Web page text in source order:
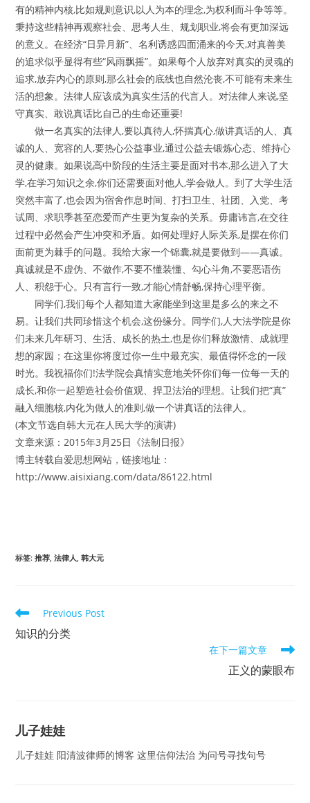
有的精神内核,比如规则意识,以人为本的理念,为权利而斗争等等。
秉持这些精神再观察社会、思考人生、规划职业,将会有更加深远
的意义。在经济“日异月新”、名利诱惑四面涌来的今天,对真善美
的追求似乎显得有些“风雨飘摇”。如果每个人放弃对真实的灵魂的
追求,放弃内心的原则,那么社会的底线也自然沦丧,不可能有未来生
活的想象。法律人应该成为真实生活的代言人。对法律人来说,坚
守真实、敢说真话比自己的生命还重要!
做一名真实的法律人,要以真待人,怀揣真心,做讲真话的人、真
诚的人、宽容的人,要热心公益事业,通过公益去锻炼心态、维持心
灵的健康。如果说高中阶段的生活主要是面对书本,那么进入了大
学,在学习知识之余,你们还需要面对他人,学会做人。到了大学生活
突然丰富了,也会因为宿舍作息时间、打扫卫生、社团、入党、考
试周、求职季甚至恋爱而产生更为复杂的关系。毋庸讳言,在交往
过程中必然会产生冲突和矛盾。如何处理好人际关系,是摆在你们
面前更为棘手的问题。我给大家一个锦囊,就是要做到——真诚。
真诚就是不虚伪、不做作,不要不懂装懂、勾心斗角,不要恶语伤
人、积怨于心。只有言行一致,才能心情舒畅,保持心理平衡。
同学们,我们每个人都知道大家能坐到这里是多么的来之不
易。让我们共同珍惜这个机会,这份缘分。同学们,人大法学院是你
们未来几年研习、生活、成长的热土,也是你们释放激情、成就理
想的家园；在这里你将度过你一生中最充实、最值得怀念的一段
时光。我祝福你们!法学院会真情实意地关怀你们每一位每一天的
成长,和你一起塑造社会价值观、捍卫法治的理想。让我们把“真”
融入细胞核,内化为做人的准则,做一个讲真话的法律人。
(本文节选自韩大元在人民大学的演讲)
文章来源：2015年3月25日《法制日报》
博主转载自爱思想网站，链接地址：
http://www.aisixiang.com/data/86122.html
标签:推荐, 法律人, 韩大元
Read
more
articles
Previous Post
知识的分类
在下一篇文章
正义的蒙眼布
儿子娃娃
儿子娃娃 阳清波律师的博客 这里信仰法治 为问号寻找句号